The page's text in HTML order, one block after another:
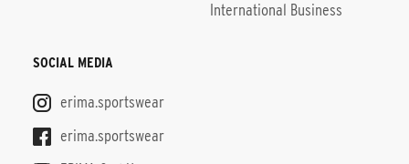
International Business
SOCIAL MEDIA
erima.sportswear
erima.sportswear